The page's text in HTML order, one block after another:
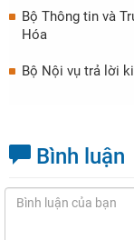
Bộ Thông tin và
Hóa
Bộ Nội vụ trả lời
Bình luận